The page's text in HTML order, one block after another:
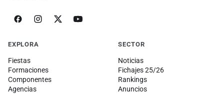
EXPLORA
Fiestas
Formaciones
Componentes
Agencias
SECTOR
Noticias
Fichajes 25/26
Rankings
Anuncios